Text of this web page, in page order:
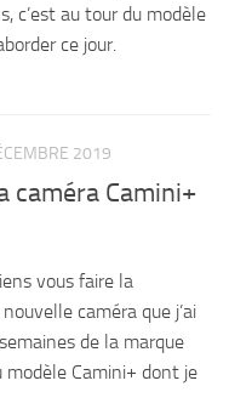
c’est au tour du modèle
ce jour.
2019
caméra Camini+
vous faire la
caméra que j’ai
de la marque
modèle Camini+ dont je